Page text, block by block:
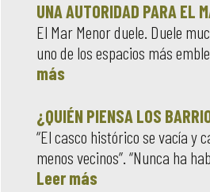
UNA AUTORIDAD PARA EL
El Mar Menor duele. Duele
uno de los espacios más
más
¿QUIÉN PIENSA LOS
“El casco histórico se vacía y
menos vecinos”. “Nunca ha
Leer más